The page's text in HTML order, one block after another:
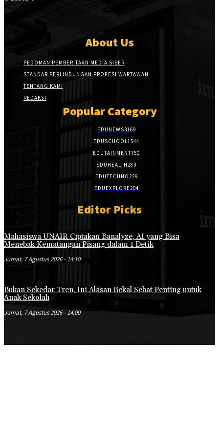
About Us
PEDOMAN PEMBERITAAN MEDIA SIBER
STANDAR PERLINDUNGAN PROFESI WARTAWAN
TENTANG KAMI
REDAKSI
Popular Category
EDUNEWS3169
EDUSCHOOL1544
EDUTAINMENT750
EDUHEALTH283
EDUTECHNO229
EDUEXPLORE204
Editor Picks
Mahasiswa UNAIR Ciptakan Banalyze, AI yang Bisa
Menebak Kematangan Pisang dalam 1 Detik
Jumat, 7 Agustus 2026 - 14:10
Bukan Sekedar Tren, Ini Alasan Bekal Sehat Penting untuk
Anak Sekolah
Jumat, 7 Agustus 2026 - 14:00